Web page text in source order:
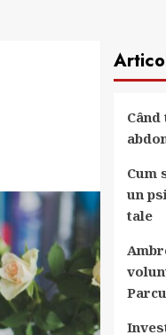
Cum
un
tale